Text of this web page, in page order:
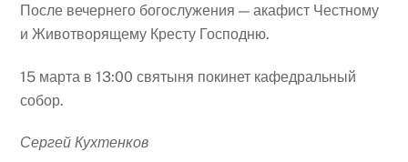
После вечернего богослужения — акафист Честному
и Животворящему Кресту Господню.
15 марта в 13:00 святыня покинет кафедральный
собор.
Сергей Кухтенков